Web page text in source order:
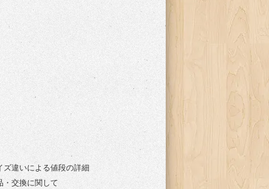
ズ違いによる値段の詳細
・交換に関して